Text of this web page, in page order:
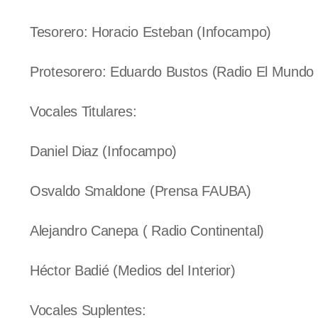
Tesorero: Horacio Esteban (Infocampo)
Protesorero: Eduardo Bustos (Radio El Mundo
Vocales Titulares:
Daniel Diaz (Infocampo)
Osvaldo Smaldone (Prensa FAUBA)
Alejandro Canepa ( Radio Continental)
Héctor Badié (Medios del Interior)
Vocales Suplentes: